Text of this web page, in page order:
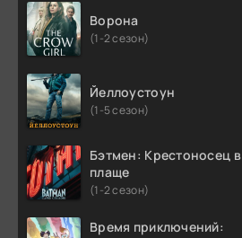
Ворона
(1-2 сезон)
Йеллоустоун
(1-5 сезон)
Бэтмен: Крестоносец в
плаще
(1-2 сезон)
Время приключений: